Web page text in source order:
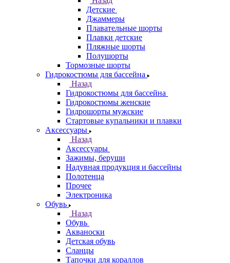
Детские
Джаммеры
Плавательные шорты
Плавки детские
Пляжные шорты
Полушорты
Тормозные шорты
Гидрокостюмы для бассейна
Назад
Гидрокостюмы для бассейна
Гидрокостюмы женские
Гидрошорты мужские
Стартовые купальники и плавки
Аксессуары
Назад
Аксессуары
Зажимы, беруши
Надувная продукция и бассейны
Полотенца
Прочее
Электроника
Обувь
Назад
Обувь
Акваноски
Детская обувь
Сланцы
Тапочки для кораллов